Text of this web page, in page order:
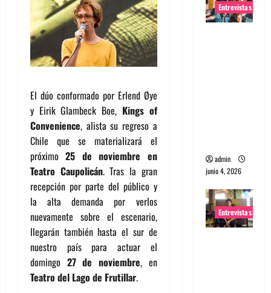
El dúo conformado por Erlend Øye
y Eirik Glambeck Boe, Kings of
Convenience, alista su regreso a
Chile que se materializará el
próximo25 de noviembre en
Teatro Caupolicán. Tras la gran
recepción por parte del público y
la alta demanda por verlos
nuevamente sobre el escenario,
llegarán también hasta el sur de
nuestro país para actuar el
domingo 27 de noviembre, en
Teatro del Lago de Frutillar.
Entrevistas
admin
junio 4, 2026
Entrevistas